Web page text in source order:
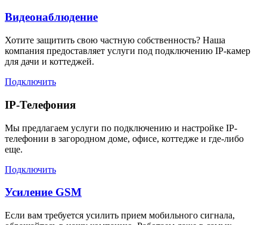
Видеонаблюдение
Хотите защитить свою частную собственность? Наша
компания предоставляет услуги под подключению IP-камер
для дачи и коттеджей.
Подключить
IP-Телефония
Мы предлагаем услуги по подключению и настройке IP-
телефонии в загородном доме, офисе, коттедже и где-либо
еще.
Подключить
Усиление GSM
Если вам требуется усилить прием мобильного сигнала,